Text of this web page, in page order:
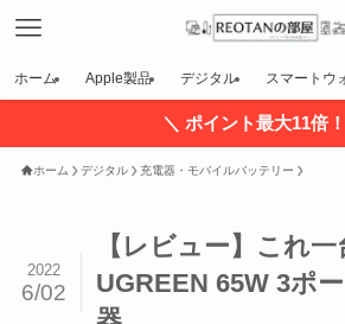
ホーム Apple製品 デジタル スマートウ
＼ ポイント最大11倍
ホーム デジタル 充電器・モバイルバッテリー
【レビュー】これ一
UGREEN 65W 3ポ
2022
6/02